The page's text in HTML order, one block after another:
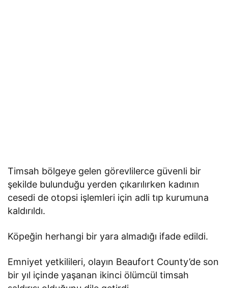
Timsah bölgeye gelen görevlilerce güvenli bir
şekilde bulunduğu yerden çıkarılırken kadının
cesedi de otopsi işlemleri için adli tıp kurumuna
kaldırıldı.
Köpeğin herhangi bir yara almadığı ifade edildi.
Emniyet yetkilileri, olayın Beaufort County’de son
bir yıl içinde yaşanan ikinci ölümcül timsah